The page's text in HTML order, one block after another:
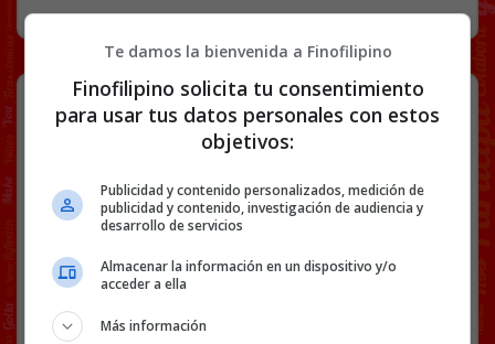
Hemos estado usando mal las
barreras para bebés todo este
Facebook
Twitter
WhatsApp
Gmail
Copy
BARRERAS CUNAS HIJOS
Te damos la bienvenida a Finofilipino
Finofilipino solicita tu consentimiento
para usar tus datos personales con estos
objetivos:
Publicidad y contenido personalizados, medición de
publicidad y contenido, investigación de audiencia y
desarrollo de servicios
Almacenar la información en un dispositivo y/o
acceder a ella
Más información